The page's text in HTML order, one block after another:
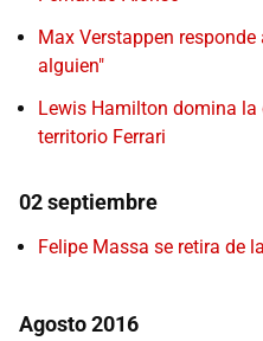
Max Verstappen
alguien"
Lewis Hamilton domina
territorio Ferrari
02 septiembre
Felipe Massa se retira de
Agosto 2016